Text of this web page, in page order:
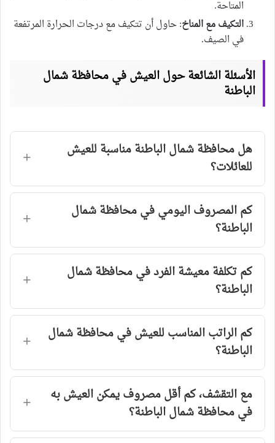
المتاحة.
التكيف مع المناخ: حاول أن تتكيف مع درجات الحرارة المرتفعة
في الصيف.
الأسئلة الشائعة حول العيش في محافظة شمال
الباطنة
هل محافظة شمال الباطنة مناسبة للعيش
للعائلات؟
كم المصروف اليومي في محافظة شمال
الباطنة؟
كم تكلفة معيشة الفرد في محافظة شمال
الباطنة؟
كم الراتب المناسب للعيش في محافظة شمال
الباطنة؟
مع التقشف، كم أقل مصروف يمكن العيش به
في محافظة شمال الباطنة؟